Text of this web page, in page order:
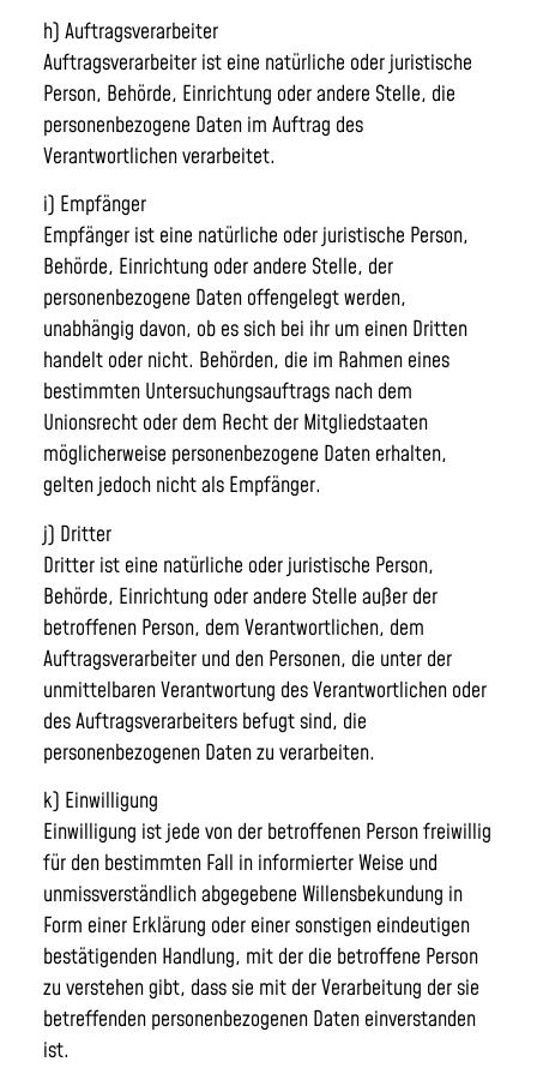
h) Auftragsverarbeiter
Auftragsverarbeiter ist eine natürliche oder juristische
Person, Behörde, Einrichtung oder andere Stelle, die
personenbezogene Daten im Auftrag des
Verantwortlichen verarbeitet.
i) Empfänger
Empfänger ist eine natürliche oder juristische Person,
Behörde, Einrichtung oder andere Stelle, der
personenbezogene Daten offengelegt werden,
unabhängig davon, ob es sich bei ihr um einen Dritten
handelt oder nicht. Behörden, die im Rahmen eines
bestimmten Untersuchungsauftrags nach dem
Unionsrecht oder dem Recht der Mitgliedstaaten
möglicherweise personenbezogene Daten erhalten,
gelten jedoch nicht als Empfänger.
j) Dritter
Dritter ist eine natürliche oder juristische Person,
Behörde, Einrichtung oder andere Stelle außer der
betroffenen Person, dem Verantwortlichen, dem
Auftragsverarbeiter und den Personen, die unter der
unmittelbaren Verantwortung des Verantwortlichen oder
des Auftragsverarbeiters befugt sind, die
personenbezogenen Daten zu verarbeiten.
k) Einwilligung
Einwilligung ist jede von der betroffenen Person freiwillig
für den bestimmten Fall in informierter Weise und
unmissverständlich abgegebene Willensbekundung in
Form einer Erklärung oder einer sonstigen eindeutigen
bestätigenden Handlung, mit der die betroffene Person
zu verstehen gibt, dass sie mit der Verarbeitung der sie
betreffenden personenbezogenen Daten einverstanden
ist.